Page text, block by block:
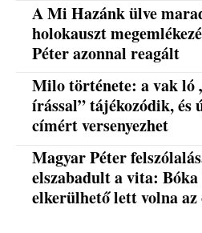
A Mi Hazánk ülve
holokauszt
Péter azonnal reagált
Milo története: a vak ló
írással” tájékozódik, és
címért versenyezhet
Magyar Péter
elszabadult a vita:
elkerülhető lett volna az